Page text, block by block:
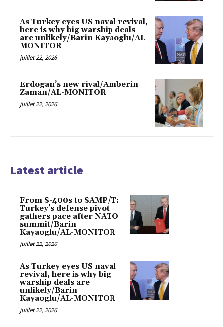
As Turkey eyes US naval revival,
here is why big warship deals
are unlikely/Barin Kayaoglu/AL-
MONITOR
juillet 22, 2026
Erdogan’s new rival/Amberin
Zaman/AL-MONITOR
juillet 22, 2026
Latest article
From S-400s to SAMP/T:
Turkey’s defense pivot
gathers pace after NATO
summit/Barin
Kayaoglu/AL-MONITOR
juillet 22, 2026
As Turkey eyes US naval
revival, here is why big
warship deals are
unlikely/Barin
Kayaoglu/AL-MONITOR
juillet 22, 2026